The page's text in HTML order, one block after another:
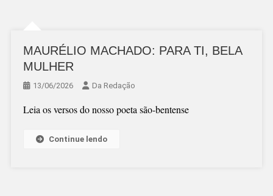
MAURÉLIO MACHADO: PARA TI, BELA
MULHER
13/06/2026 Da Redação
Leia os versos do nosso poeta são-bentense
Continue lendo